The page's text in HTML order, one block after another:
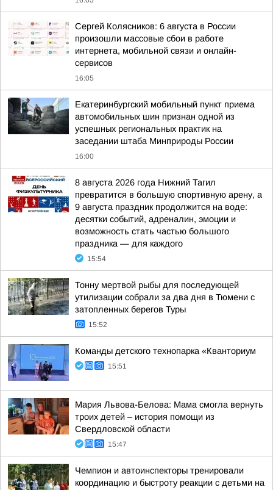
Сергей Колясников: 6 августа в России
произошли массовые сбои в работе
интернета, мобильной связи и онлайн-
сервисов
16:05
Екатеринбургский мобильный пункт приема
автомобильных шин признан одной из
успешных региональных практик на
заседании штаба Минприроды России
16:00
8 августа 2026 года Нижний Тагил
превратится в большую спортивную арену, а
9 августа праздник продолжится на воде:
десятки событий, адреналин, эмоции и
возможность стать частью большого
праздника — для каждого
15:54
Тонну мертвой рыбы для последующей
утилизации собрали за два дня в Тюмени с
затопленных берегов Туры
15:52
Команды детского технопарка «Кванториум
15:51
Мария Львова-Белова: Мама смогла вернуть
троих детей – история помощи из
Свердловской области
15:47
Чемпион и автоинспекторы тренировали
координацию и быстроту реакции с детьми на